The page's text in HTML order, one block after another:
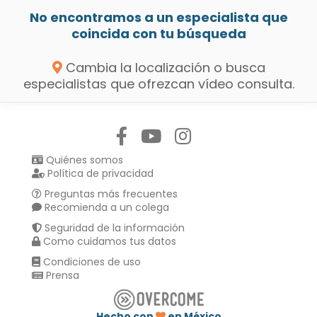
No encontramos a un especialista que
coincida con tu búsqueda
Cambia la localización o busca
especialistas que ofrezcan vídeo consulta.
Quiénes somos
Política de privacidad
Preguntas más frecuentes
Recomienda a un colega
Seguridad de la información
Como cuidamos tus datos
Condiciones de uso
Prensa